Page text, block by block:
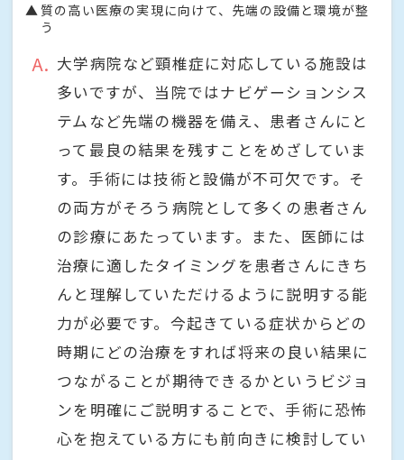
質の高い医療の実現に向けて、先端の設備と環境が整
う
A
大学病院など頸椎症に対応している施設は
多いですが、当院ではナビゲーションシス
テムなど先端の機器を備え、患者さんにと
って最良の結果を残すことをめざしていま
す。手術には技術と設備が不可欠です。そ
の両方がそろう病院として多くの患者さん
の診療にあたっています。また、医師には
治療に適したタイミングを患者さんにきち
んと理解していただけるように説明する能
力が必要です。今起きている症状からどの
時期にどの治療をすれば将来の良い結果に
つながることが期待できるかというビジョ
ンを明確にご説明することで、手術に恐怖
心を抱えている方にも前向きに検討してい